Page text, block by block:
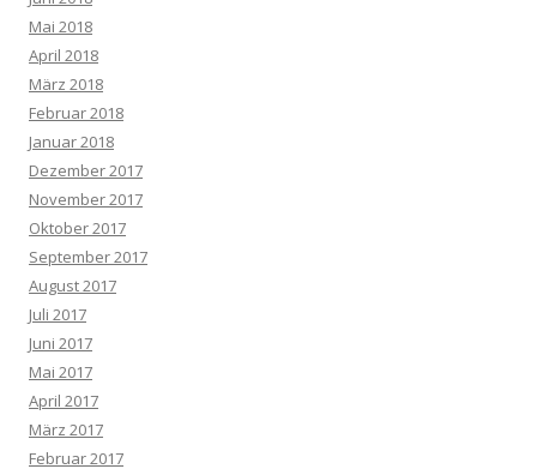
Mai 2018
April 2018
März 2018
Februar 2018
Januar 2018
Dezember 2017
November 2017
Oktober 2017
September 2017
August 2017
Juli 2017
Juni 2017
Mai 2017
April 2017
März 2017
Februar 2017